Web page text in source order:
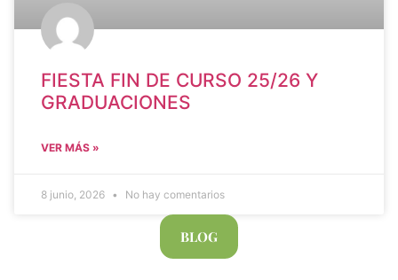
FIESTA FIN DE CURSO 25/26 Y
GRADUACIONES
VER MÁS »
8 junio, 2026 No hay comentarios
BLOG